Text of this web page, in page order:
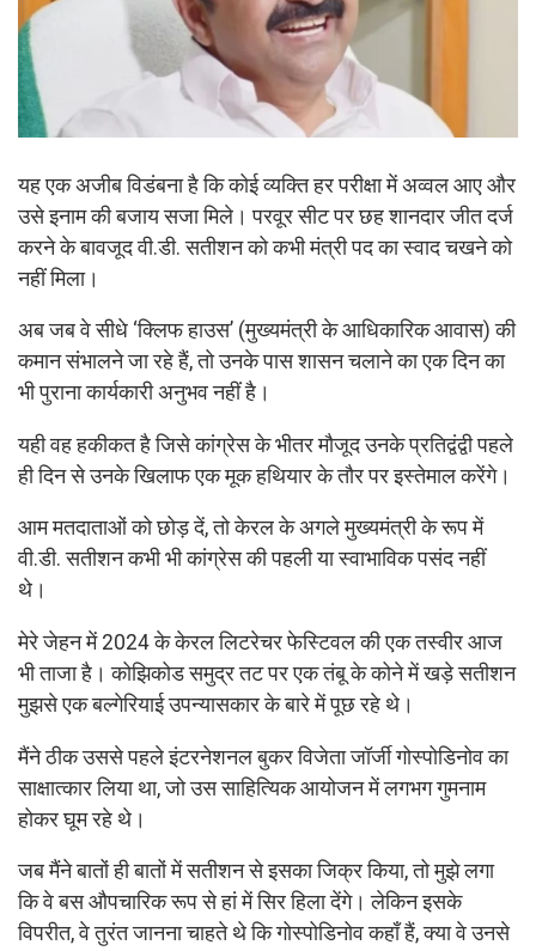
यह एक अजीब विडंबना है कि कोई व्यक्ति हर परीक्षा में अव्वल आए और
उसे इनाम की बजाय सजा मिले। परवूर सीट पर छह शानदार जीत दर्ज
करने के बावजूद वी.डी. सतीशन को कभी मंत्री पद का स्वाद चखने को
नहीं मिला।
अब जब वे सीधे ‘क्लिफ हाउस’ (मुख्यमंत्री के आधिकारिक आवास) की
कमान संभालने जा रहे हैं, तो उनके पास शासन चलाने का एक दिन का
भी पुराना कार्यकारी अनुभव नहीं है।
यही वह हकीकत है जिसे कांग्रेस के भीतर मौजूद उनके प्रतिद्वंद्वी पहले
ही दिन से उनके खिलाफ एक मूक हथियार के तौर पर इस्तेमाल करेंगे।
आम मतदाताओं को छोड़ दें, तो केरल के अगले मुख्यमंत्री के रूप में
वी.डी. सतीशन कभी भी कांग्रेस की पहली या स्वाभाविक पसंद नहीं
थे।
मेरे जेहन में 2024 के केरल लिटरेचर फेस्टिवल की एक तस्वीर आज
भी ताजा है। कोझिकोड समुद्र तट पर एक तंबू के कोने में खड़े सतीशन
मुझसे एक बल्गेरियाई उपन्यासकार के बारे में पूछ रहे थे।
मैंने ठीक उससे पहले इंटरनेशनल बुकर विजेता जॉर्जी गोस्पोडिनोव का
साक्षात्कार लिया था, जो उस साहित्यिक आयोजन में लगभग गुमनाम
होकर घूम रहे थे।
जब मैंने बातों ही बातों में सतीशन से इसका जिक्र किया, तो मुझे लगा
कि वे बस औपचारिक रूप से हां में सिर हिला देंगे। लेकिन इसके
विपरीत, वे तुरंत जानना चाहते थे कि गोस्पोडिनोव कहाँ हैं, क्या वे उनसे